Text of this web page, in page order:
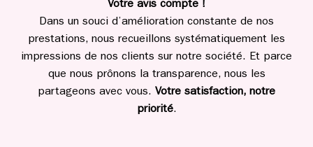
Votre avis compte !
Dans un souci d’amélioration constante de nos
prestations, nous recueillons systématiquement les
impressions de nos clients sur notre société. Et parce
que nous prônons la transparence, nous les
partageons avec vous. Votre satisfaction, notre
priorité.